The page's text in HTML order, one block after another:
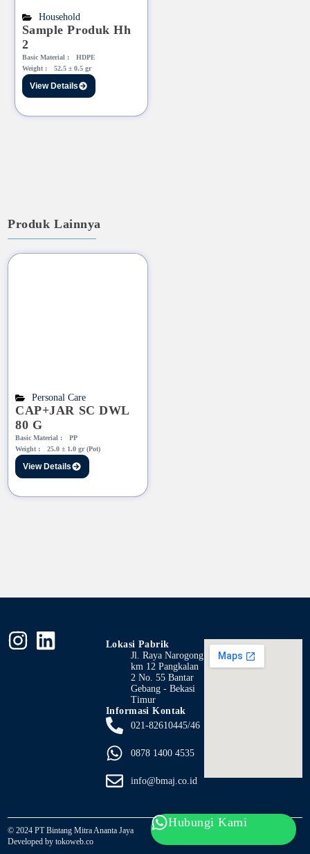
Household
Sample Produk Hh
2
Basic Material :
HDPE
Weight :
52.5 ± 0.5 gr
View Details
Produk Lainnya
Personal Care
CAP+JAR SC DWL
80 G
Basic Material :
PP
Weight :
25.0 ± 1.0 gr (Pot)
View Details
Lokasi Pabrik
Jl. Raya Narogong
km 12 Pangkalan
2 No. 55 Bantar
Gebang - Bekasi
Timur
Informasi Kontak
021-82610445/46
0878 1400 4535
info@bmaj.co.id
© 2024 PT Bintang Mitra Ananta Jaya
Developed by tokoweb.co
Hubungi Kami